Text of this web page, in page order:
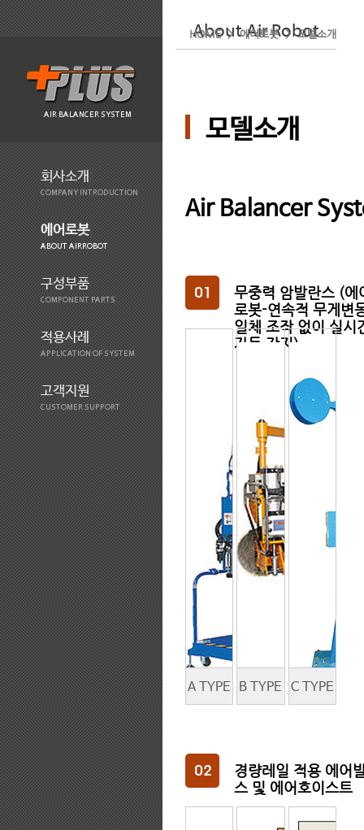
AIR BALANCER SYSTEM
회사소개
COMPANY INTRODUCTION
에어로봇
ABOUT AIRROBOT
구성부품
COMPONENT PARTS
적용사례
APPLICATION OF SYSTEM
고객지원
CUSTOMER SUPPORT
About Air Robot
HOME > 에어로봇 > 모델소개
모델소개
Air Balancer
무중력 암발란스 (에
로봇-연속적 무게변
일체 조작 없이 실시
자동 감지)
A TYPE
스(에어
B TYPE
스(에어
로봇)
C TYPE
스(에어
로봇)
경량레일 적용 에어
스 및 에어호이스트